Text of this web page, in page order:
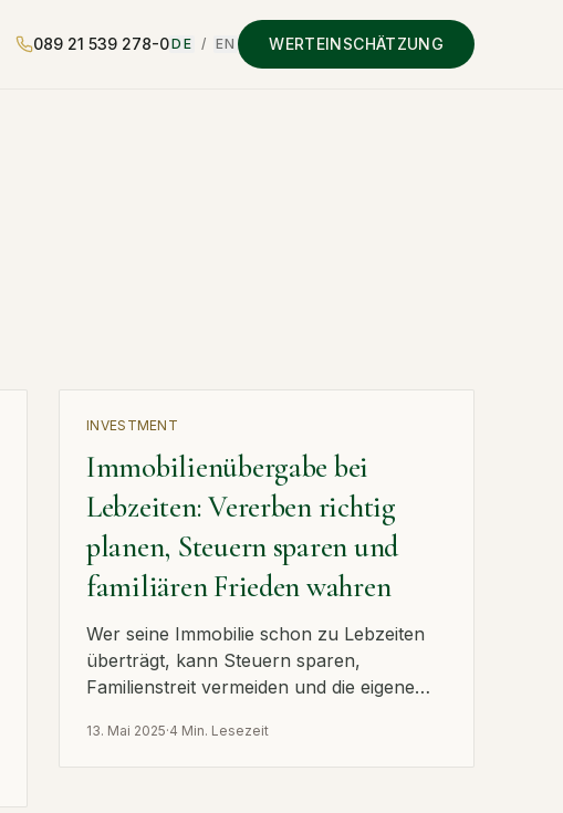
089 21 539 278-0DE / EN WERTEINSCHÄTZUNG
INVESTMENT
Immobilienübergabe bei
Lebzeiten: Vererben richtig
planen, Steuern sparen und
familiären Frieden wahren
Wer seine Immobilie schon zu Lebzeiten
überträgt, kann Steuern sparen,
Familienstreit vermeiden und die eigene
13. Mai 2025·4 Min. Lesezeit